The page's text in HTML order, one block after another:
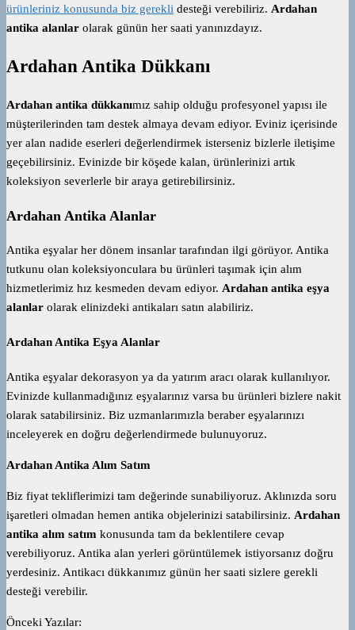
ürünleriniz konusunda biz gerekli desteği verebiliriz. Ardahan
antika alanlar olarak günün her saati yanınızdayız.
Ardahan Antika Dükkanı
Ardahan antika dükkanımız sahip olduğu profesyonel yapısı ile
müşterilerinden tam destek almaya devam ediyor. Eviniz içerisinde
yer alan nadide eserleri değerlendirmek isterseniz bizlerle iletişime
geçebilirsiniz. Evinizde bir köşede kalan, ürünlerinizi artık
koleksiyon severlerle bir araya getirebilirsiniz.
Ardahan Antika Alanlar
Antika eşyalar her dönem insanlar tarafından ilgi görüyor. Antika
tutkunu olan koleksiyonculara bu ürünleri taşımak için alım
hizmetlerimiz hız kesmeden devam ediyor. Ardahan antika eşya
alanlar olarak elinizdeki antikaları satın alabiliriz.
Ardahan Antika Eşya Alanlar
Antika eşyalar dekorasyon ya da yatırım aracı olarak kullanılıyor.
Evinizde kullanmadığınız eşyalarınız varsa bu ürünleri bizlere nakit
olarak satabilirsiniz. Biz uzmanlarımızla beraber eşyalarınızı
inceleyerek en doğru değerlendirmede bulunuyoruz.
Ardahan Antika Alım Satım
Biz fiyat tekliflerimizi tam değerinde sunabiliyoruz. Aklınızda soru
işaretleri olmadan hemen antika objelerinizi satabilirsiniz. Ardahan
antika alım satım konusunda tam da beklentilere cevap
verebiliyoruz. Antika alan yerleri görüntülemek istiyorsanız doğru
yerdesiniz. Antikacı dükkanımız günün her saati sizlere gerekli
desteği verebilir.
Önceki Yazılar: